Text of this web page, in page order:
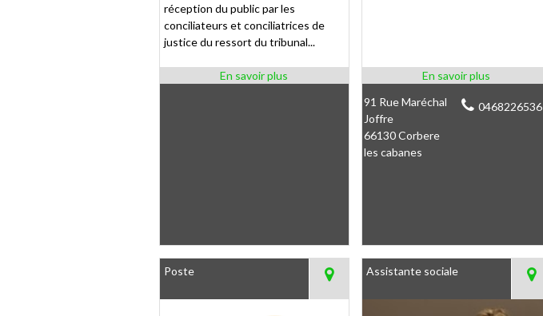
réception du public par les
conciliateurs et conciliatrices de
justice du ressort du tribunal...
91 Rue Maréchal
Joffre
66130 Corbere
les cabanes
0468226536
Poste Assistante sociale